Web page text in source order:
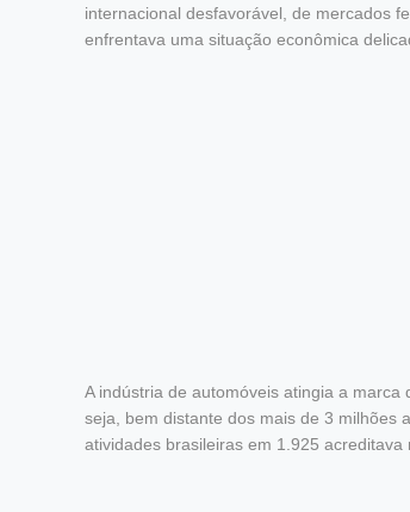
internacional desfavorável, de mercados
enfrentava uma situação econômica
A indústria de automóveis atingia a
seja, bem distante dos mais de 3 milhões
atividades brasileiras em 1.925